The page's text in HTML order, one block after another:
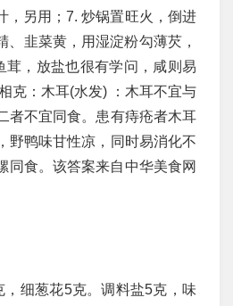
，另用；7. 炒锅置旺火，倒进
韭菜黄，用湿淀粉勾薄芡，
，放盐也很有学问，咸则易
克：木耳(水发) ：木耳不宜与
者不宜同食。患有痔疮者木耳
野鸭味甘性凉，同时易消化不
同食。该答案来自中华美食网
细葱花5克。调料盐5克，味